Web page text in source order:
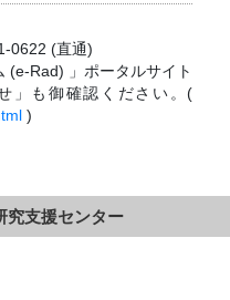
0622 (直通)
(e-Rad) 」ポータルサイト
」も御確認ください。(
)
究支援センター